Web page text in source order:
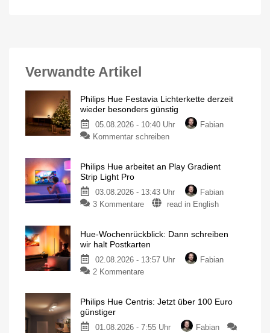
Verwandte Artikel
Philips Hue Festavia Lichterkette derzeit
wieder besonders günstig
05.08.2026 - 10:40 Uhr
Fabian
Kommentar schreiben
Philips Hue arbeitet an Play Gradient
Strip Light Pro
03.08.2026 - 13:43 Uhr
Fabian
3 Kommentare
read in English
Hue-Wochenrückblick: Dann schreiben
wir halt Postkarten
02.08.2026 - 13:57 Uhr
Fabian
2 Kommentare
Philips Hue Centris: Jetzt über 100 Euro
günstiger
01.08.2026 - 7:55 Uhr
Fabian